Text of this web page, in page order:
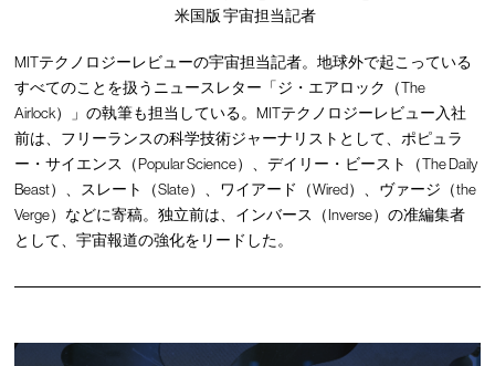
米国版 宇宙担当記者
MITテクノロジーレビューの宇宙担当記者。地球外で起こっている
すべてのことを扱うニュースレター「ジ・エアロック（The
Airlock）」の執筆も担当している。MITテクノロジーレビュー入社
前は、フリーランスの科学技術ジャーナリストとして、ポピュラ
ー・サイエンス（Popular Science）、デイリー・ビースト（The Daily
Beast）、スレート（Slate）、ワイアード（Wired）、ヴァージ（the
Verge）などに寄稿。独立前は、インバース（Inverse）の准編集者
として、宇宙報道の強化をリードした。